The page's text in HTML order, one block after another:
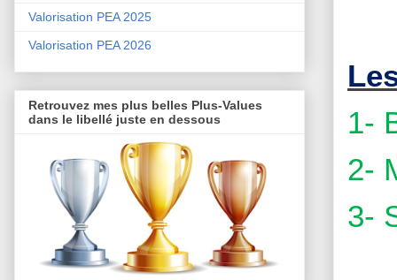
1-
2-
3-
Valorisation PEA 2025
Valorisation PEA 2026
Retrouvez mes plus belles Plus-Values
dans le libellé juste en dessous